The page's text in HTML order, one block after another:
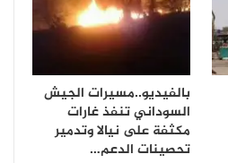
بالفيديو..مسيرات الجيش
السوداني تنفذ غارات
مكثفة على نيالا وتدمير
تحصينات الدعم…